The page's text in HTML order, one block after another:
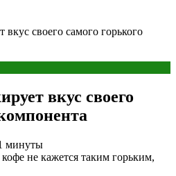
вкус своего самого горького
вкус своего
минуты
не кажется таким горьким,